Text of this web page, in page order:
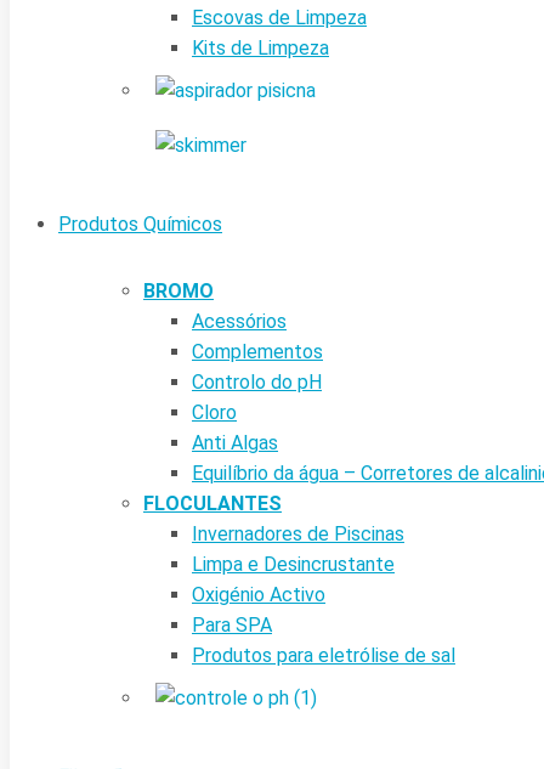
Escovas de Limpeza
Kits de Limpeza
Produtos Químicos
BROMO
Acessórios
Complementos
Controlo do pH
Cloro
Anti Algas
Equilíbrio da água – Corretores de
FLOCULANTES
Invernadores de Piscinas
Limpa e Desincrustante
Oxigénio Activo
Para SPA
Produtos para eletrólise de sal